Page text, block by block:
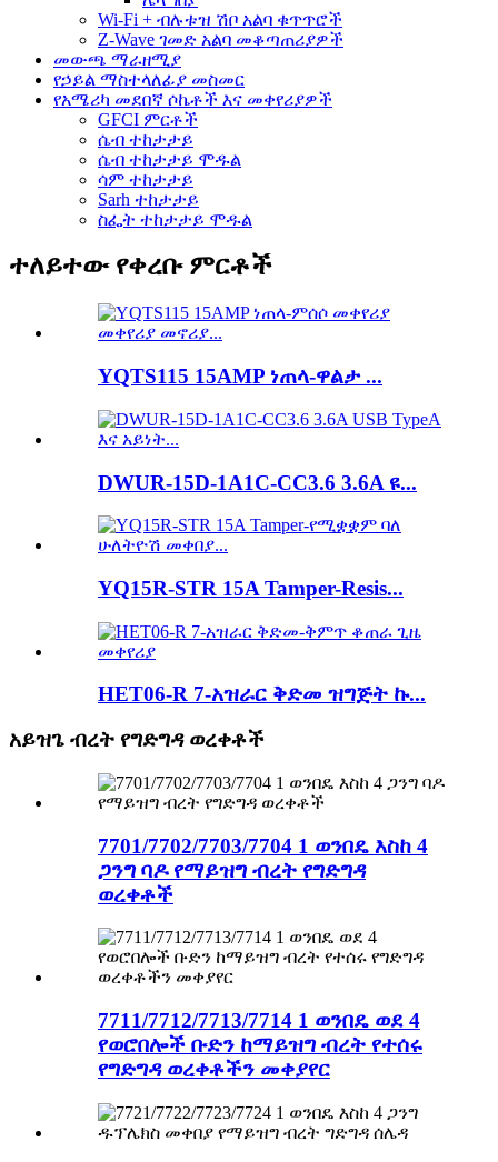
Wi-Fi + ብሉቱዝ ሽቦ አልባ ቁጥጥሮች
Z-Wave ገመድ አልባ መቆጣጠሪያዎች
መውጫ ማራዘሚያ
የኃይል ማስተላለፊያ መስመር
የአሜሪካ መደበኛ ሶኬቶች እና መቀየሪያዎች
GFCI ምርቶች
ሴብ ተከታታይ
ሴብ ተከታታይ ሞዱል
ሳም ተከታታይ
Sarh ተከታታይ
ስፌት ተከታታይ ሞዱል
ተለይተው የቀረቡ ምርቶች
YQTS115 15AMP ነጠላ-ዋልታ ...
DWUR-15D-1A1C-CC3.6 3.6A ዩ...
YQ15R-STR 15A Tamper-Resis...
HET06-R 7-አዝራር ቅድመ ዝግጅት ኩ...
አይዝጌ ብረት የግድግዳ ወረቀቶች
7701/7702/7703/7704 1 ወንበዴ እስከ 4
ጋንግ ባዶ የማይዝግ ብረት የግድግዳ
ወረቀቶች
7711/7712/7713/7714 1 ወንበዴ ወደ 4
የወሮበሎች ቡድን ከማይዝግ ብረት የተሰሩ
የግድግዳ ወረቀቶችን መቀያየር